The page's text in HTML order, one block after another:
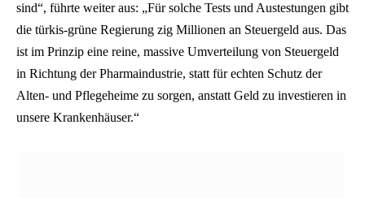
sind“, führte weiter aus: „Für solche Tests und Austestungen gibt
die türkis-grüne Regierung zig Millionen an Steuergeld aus. Das
ist im Prinzip eine reine, massive Umverteilung von Steuergeld
in Richtung der Pharmaindustrie, statt für echten Schutz der
Alten- und Pflegeheime zu sorgen, anstatt Geld zu investieren in
unsere Krankenhäuser.“